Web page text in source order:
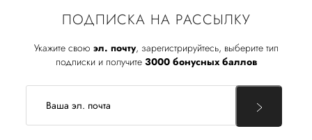
ПОДПИСКА НА РАССЫЛКУ
Укажите свою эл. почту, зарегистрируйтесь, выберите тип
подписки и получите 3000 бонусных баллов